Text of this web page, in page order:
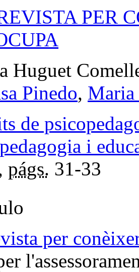
PER
Huguet
Pinedo,
de
i
págs. 31-33
per